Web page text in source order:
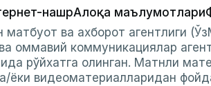
нашрАлоқа маълумотлари
матбуот ва ахборот агентлиги
оммавий коммуникациялар
рўйхатга олинган. Матнли
ёки видеоматериалларидан